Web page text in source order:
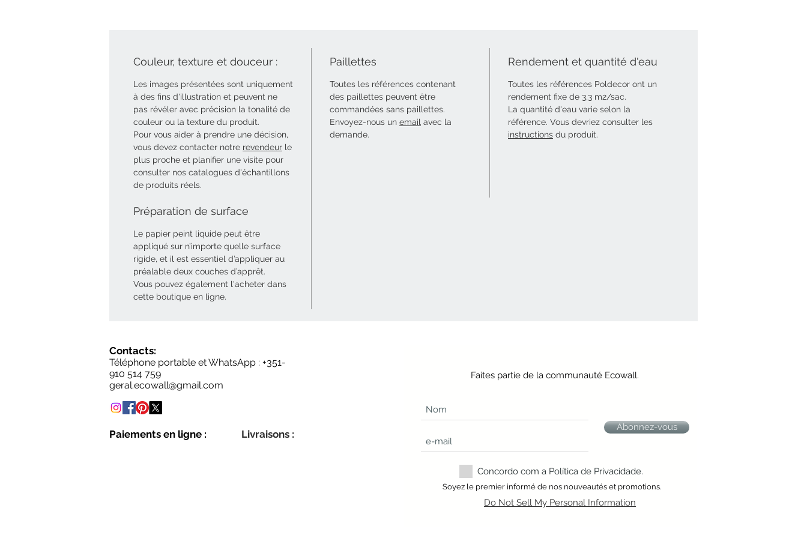
Couleur, texture et douceur :
Les images présentées sont uniquement
à des fins d'illustration et peuvent ne
pas révéler avec précision la tonalité de
couleur ou la texture du produit.
Pour vous aider à prendre une décision,
vous devez contacter notre revendeur le
plus proche et planifier une visite pour
consulter nos catalogues d'échantillons
de produits réels.
Paillettes
Toutes les références contenant
des paillettes peuvent être
commandées sans paillettes.
Envoyez-nous un email avec la
demande.
Rendement et quantité d'eau
Toutes les références Poldecor ont un
rendement fixe de 3,3 m2/sac.
La quantité d'eau varie selon la
référence. Vous devriez consulter les
instructions du produit.
Préparation de surface
Le papier peint liquide peut être
appliqué sur n’importe quelle surface
rigide, et il est essentiel d’appliquer au
préalable deux couches d’apprêt.
Vous pouvez également l'acheter dans
cette boutique en ligne.
Contacts:
Téléphone portable et WhatsApp : +351-
910 514 759
geral.ecowall@gmail.com
Paiements en ligne : Livraisons :
Faites partie de la communauté Ecowall.
Abonnez-vous
Concordo com a Política de Privacidade.
Soyez le premier informé de nos nouveautés et promotions.
Do Not Sell My Personal Information